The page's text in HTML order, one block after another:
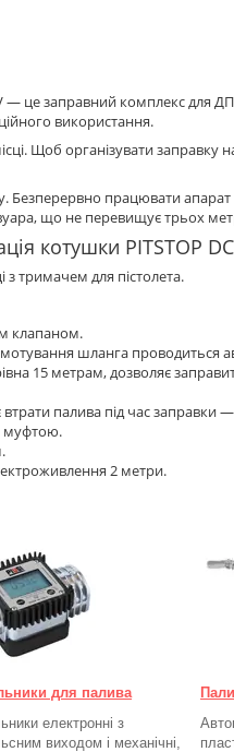
— це заправний комплекс для
використання.
Щоб організувати заправку
Безперервно працювати
що не перевищує трьох
котушки PITSTOP
з тримачем для пістолета.
клапаном.
шланга проводиться
15 метрам, дозволяє
палива під час заправки
муфтою.
2 метри.
для палива
електронні з
виходом і механічні,